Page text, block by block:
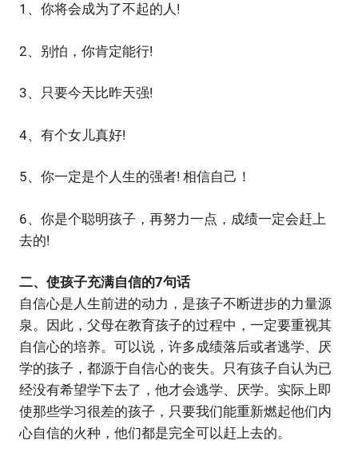
1、你将会成为了不起的人!
2、别怕，你肯定能行!
3、只要今天比昨天强!
4、有个女儿真好!
5、你一定是个人生的强者! 相信自己！
6、你是个聪明孩子，再努力一点，成绩一定会赶上
去的!
二、使孩子充满自信的7句话
自信心是人生前进的动力，是孩子不断进步的力量源
泉。因此，父母在教育孩子的过程中，一定要重视其
自信心的培养。可以说，许多成绩落后或者逃学、厌
学的孩子，都源于自信心的丧失。只有孩子自认为已
经没有希望学下去了，他才会逃学、厌学。实际上即
使那些学习很差的孩子，只要我们能重新燃起他们内
心自信的火种，他们都是完全可以赶上去的。